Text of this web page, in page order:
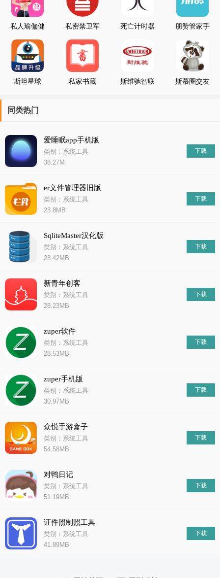
播，也是你们的反馈和建议，推动了我们应用的持续改进和优化。
在这个过程中，我们深入了解了用户需求，紧跟科技发展，
私人瑜伽健
私密禁卫军
死亡计时器
朋赞管家手
斯坦星球
私家书藏
斯维驰智联
斯慕圈交友
同类热门
爱睡眠app手机版
类别：系统工具
38.27M
下载
er文件管理器旧版
类别：系统工具
23.8MB
下载
SqliteMaster汉化版
类别：系统工具
23.42MB
下载
新青年创客
类别：系统工具
28.23MB
下载
zuper软件
类别：系统工具
28.53MB
下载
zuper手机版
类别：系统工具
30.97MB
下载
众悦手游盒子
类别：系统工具
54.58MB
下载
对鸭日记
类别：系统工具
51.19MB
下载
证件照制照工具
类别：系统工具
41.89MB
下载